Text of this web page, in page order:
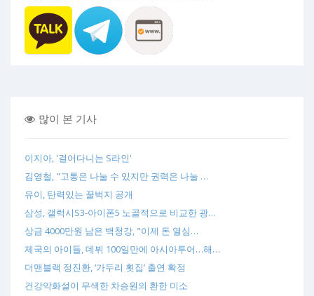
많이 본 기사
이지아, '걸어다니는 S라인'
김영철, "고통은 나눌 수 있지만 권력은 나눌 …
유이, 탄력있는 꿀벅지 공개
삼성, 갤럭시S3-아이폰5 노골적으로 비교한 광…
상금 4000만원 남은 백청강, "이제 돈 열심…
제국의 아이들, 데뷔 100일만에 아시아투어…해…
더맨블랙 정진환, ‘가두리 횟집’ 출연 확정
건강악화설이 무색한 차승원의 환한 미소